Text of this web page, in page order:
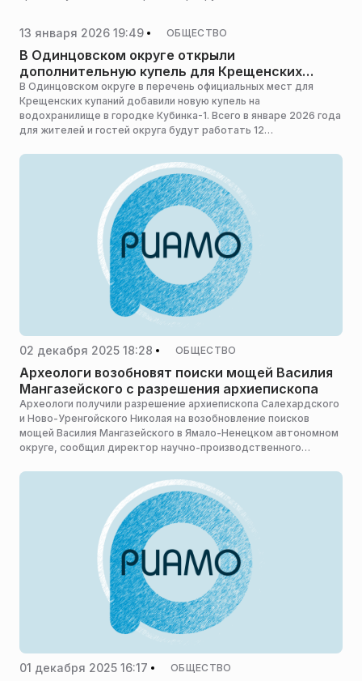
13 января 2026 19:49 ОБЩЕСТВО
В Одинцовском округе открыли
дополнительную купель для Крещенских
купаний в 2026 году
В Одинцовском округе в перечень официальных мест для
Крещенских купаний добавили новую купель на
водохранилище в городке Кубинка-1. Всего в январе 2026 года
для жителей и гостей округа будут работать 12
администрации Одинцовского городского округа.
02 декабря 2025 18:28 ОБЩЕСТВО
Археологи возобновят поиски мощей Василия
Мангазейского с разрешения архиепископа
Археологи получили разрешение архиепископа Салехардского
и Ново-Уренгойского Николая на возобновление поисков
мощей Василия Мангазейского в Ямало-Ненецком автономном
округе, сообщил директор научно-производственного
сообщает «Север-Пресс».
01 декабря 2025 16:17 ОБЩЕСТВО